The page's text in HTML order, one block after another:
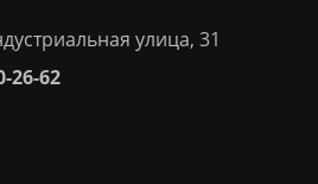
улица, 31
26-62